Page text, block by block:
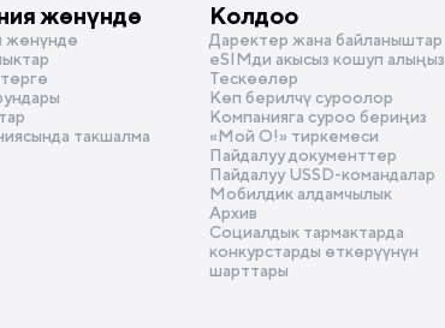
жөнүндө
жөнүндө
такшалма
Колдоо
Даректер жана байланыштар
eSIMди акысыз кошуп алыңыз
Тескөөлөр
Көп берилчү суроолор
Компанияга суроо бериңиз
«Мой О!» тиркемеси
Пайдалуу документтер
Пайдалуу USSD-командалар
Мобилдик алдамчылык
Архив
Социалдык тармактарда
конкурстарды өткөрүүнүн
шарттары